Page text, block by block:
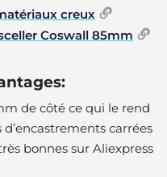
creux
Coswall 85mm
de côté ce qui le rend
carrées
bonnes sur Aliexpress